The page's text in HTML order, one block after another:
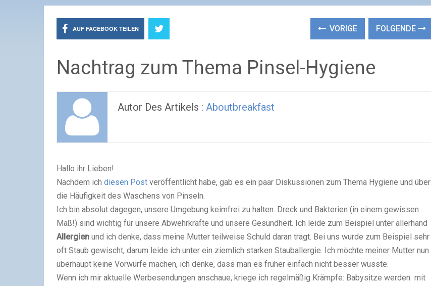
AUF FACEBOOK TEILEN VORIGE FOLGENDE
Nachtrag zum Thema Pinsel-Hygiene
Autor Des Artikels : Aboutbreakfast
Hallo ihr Lieben!
Nachdem ich diesen Post veröffentlicht habe, gab es ein paar Diskussionen zum Thema Hygiene und über
die Häufigkeit des Waschens von Pinseln.
Ich bin absolut dagegen, unsere Umgebung keimfrei zu halten. Dreck und Bakterien (in einem gewissen
Maß!) sind wichtig für unsere Abwehrkräfte und unsere Gesundheit. Ich leide zum Beispiel unter allerhand
Allergien und ich denke, dass meine Mutter teilweise Schuld daran trägt. Bei uns wurde zum Beispiel sehr
oft Staub gewischt, darum leide ich unter ein ziemlich starken Stauballergie. Ich möchte meiner Mutter nun
überhaupt keine Vorwürfe machen, ich denke, dass man es früher einfach nicht besser wusste.
Wenn ich mir aktuelle Werbesendungen anschaue, kriege ich regelmäßig Krämpfe: Babysitze werden mit